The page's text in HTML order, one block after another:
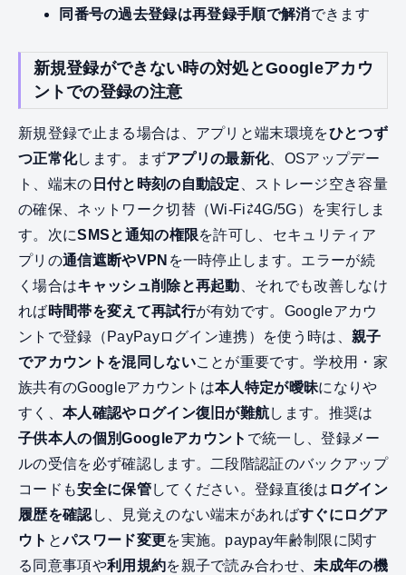
同番号の過去登録は再登録手順で解消できます
新規登録ができない時の対処とGoogleアカウ
ントでの登録の注意
新規登録で止まる場合は、アプリと端末環境をひとつず
つ正常化します。まずアプリの最新化、OSアップデー
ト、端末の 日付と時刻の自動設定
、ストレージ空き容量
の確保、ネットワーク切替（Wi‑Fi⇄4G/5G）を実行しま
す。次にSMSと通知の権限を許可し、セキュリティア
プリの通信遮断やVPN を一時停止します。エラーが続
く場合はキャッシュ削除と再起動 、それでも改善しなけ
れば時間帯を変えて再試行が有効です。Googleアカウ
ントで登録（PayPayログイン連携）を使う時は、 親子
でアカウントを混同しないことが重要です。学校用・家
族共有のGoogleアカウントは本人特定が曖昧になりや
すく、 本人確認やログイン復旧が難航します。推奨は
子供本人の個別Googleアカウント で統一し、登録メー
ルの受信を必ず確認します。二段階認証のバックアップ
コードも安全に保管してください。登録直後は ログイン
履歴を確認 し、見覚えのない端末があればすぐにログア
ウト とパスワード変更を実施。paypay年齢制限に関す
る同意事項や利用規約を親子で読み合わせ、未成年の機